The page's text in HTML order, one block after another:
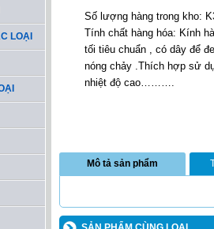
LOẠI
Số lượng hàng trong kho:
Tính chất hàng hóa: Kính
tối tiêu chuẩn , có dây để
nóng chảy .Thích hợp sử
nhiệt độ cao……….
Mô tả sản phẩm